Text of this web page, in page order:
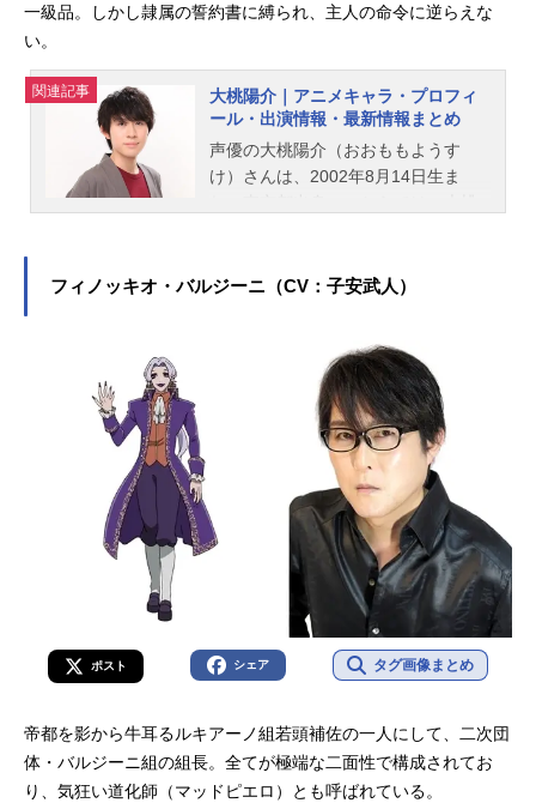
一級品。しかし隷属の誓約書に縛られ、主人の命令に逆らえな
い。
関連記事
大桃陽介｜アニメキャラ・プロフィ
ール・出演情報・最新情報まとめ
声優の大桃陽介（おおももようす
け）さんは、2002年8月14日生ま
フィノッキオ・バルジーニ（CV：子安武人）
ポスト シェア タグ画像まとめ
帝都を影から牛耳るルキアーノ組若頭補佐の一人にして、二次団
体・バルジーニ組の組長。全てが極端な二面性で構成されてお
り、気狂い道化師（マッドピエロ）とも呼ばれている。